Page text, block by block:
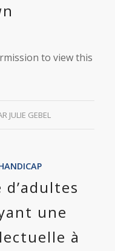
to view this
JULIE GEBEL
une
à